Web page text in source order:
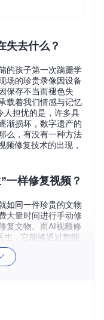
失去什么？
的孩子第一次蹒跚学
场的珍贵录像因设备
保存不当而褪色失
载着我们情感与记忆
人担忧的是，许多具
渐损坏，数字遗产的
么，有没有一种方法
频修复技术的出现，
一样修复视频？
如同一件珍贵的文物
大量时间进行手动修
复文物。而AI视频修
生，它能够通过智能
精准修复。
，学会了像人眼一样
彩衰减时，AI会进行